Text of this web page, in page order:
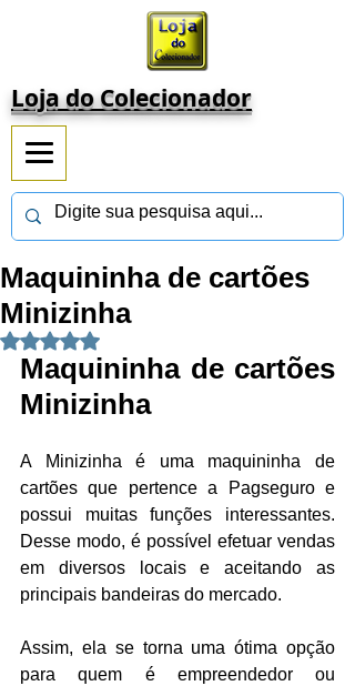
Loja do Colecionador
Maquininha de cartões
Minizinha
Avaliado com NaN de 5 estrelas.
Maquininha de cartões
Minizinha
A Minizinha é uma maquininha de
cartões que pertence a Pagseguro e
possui muitas funções interessantes.
Desse modo, é possível efetuar vendas
em diversos locais e aceitando as
principais bandeiras do mercado.
Assim, ela se torna uma ótima opção
para quem é empreendedor ou